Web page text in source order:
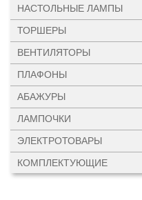
НАСТОЛЬНЫЕ ЛАМПЫ
ТОРШЕРЫ
ВЕНТИЛЯТОРЫ
ПЛАФОНЫ
АБАЖУРЫ
ЛАМПОЧКИ
ЭЛЕКТРОТОВАРЫ
КОМПЛЕКТУЮЩИЕ